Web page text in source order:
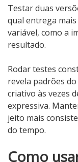
Testar duas
qual entrega
variável, como a
resultado.
Rodar testes
revela padrões
criativo às vezes
expressiva.
jeito mais
do tempo.
Como